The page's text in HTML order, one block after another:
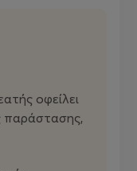
οφείλει
παράστασης,